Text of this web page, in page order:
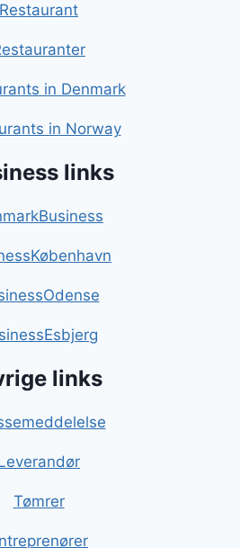
Restaurant
in Denmark
in Norway
links
links
Tømrer